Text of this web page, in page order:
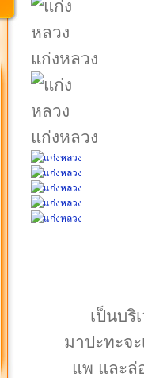
แก่งหลวง
แก่งหลวง
เป็นบ
มาปะทะจ
แพ และล่